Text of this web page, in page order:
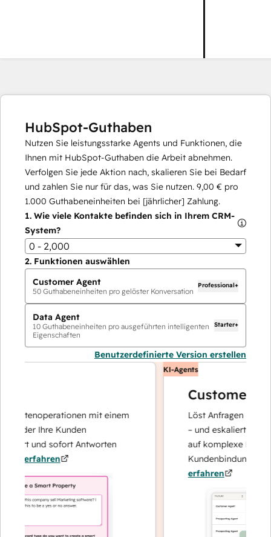
HubSpot-Guthaben
Nutzen Sie leistungsstarke Agents und Funktionen, die
Ihnen mit HubSpot-Guthaben die Arbeit abnehmen.
Verfolgen Sie jede Aktion nach, skalieren Sie bei Bedarf
und zahlen Sie nur für das, was Sie nutzen. 9,00 € pro
1.000 Guthabeneinheiten bei [jährlicher] Zahlung.
1. Wie viele Kontakte befinden sich in Ihrem CRM-
System?
0 - 2,000
2. Funktionen auswählen
Customer Agent
50 Guthabeneinheiten pro gelöster Konversation
Professional+
Data Agent
10 Guthabeneinheiten pro ausgeführten intelligenten
Eigenschaften
Starter+
Benutzerdefinierte Version erstellen
mit einem
der Ihre Kunden
und sofort Antworten
erfahren
KI-Agents
Customer
Löst Anfragen mit
– und eskaliert bei
auf komplexe Fälle
Kundenbindung
erfahren